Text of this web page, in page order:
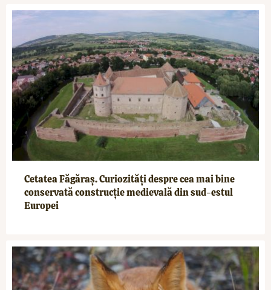
Cetatea Făgăraș. Curiozități despre cea mai bine
conservată construcție medievală din sud-estul
Europei